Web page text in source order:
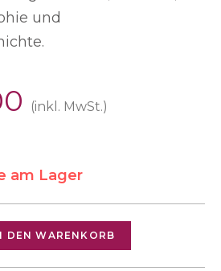
und
(inkl. MwSt.)
am Lager
DEN WARENKORB